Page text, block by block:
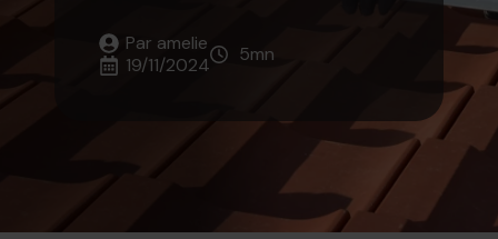
Par amelie
19/11/2024
5mn